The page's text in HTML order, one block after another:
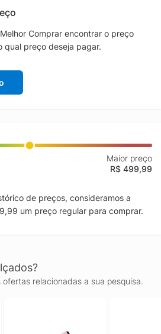
Comprar encontrar o preço
qual preço deseja pagar.
Maior preço
R$ 499,99
de preços, consideramos a
um preço regular para comprar.
relacionadas a sua pesquisa.